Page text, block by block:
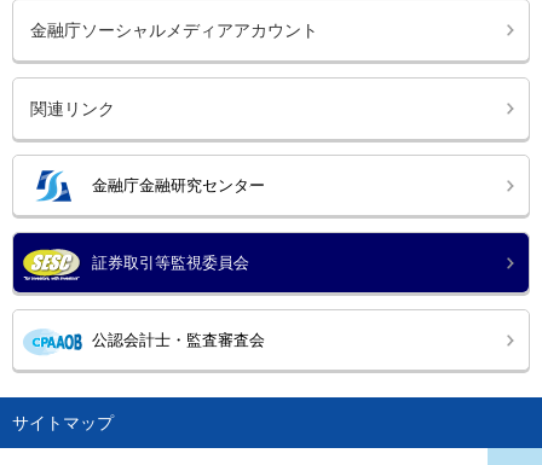
金融庁ソーシャルメディアアカウント
関連リンク
金融庁金融研究センター
証券取引等監視委員会
公認会計士・監査審査会
サイトマップ